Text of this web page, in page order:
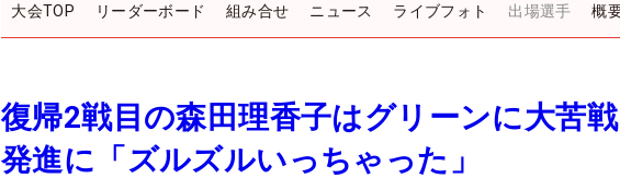
大会TOP リーダーボード 組み合せ ニュース ライブフォト 出場選手 概
復帰2戦目の森田理香子はグリーンに大苦
発進に「ズルズルいっちゃった」